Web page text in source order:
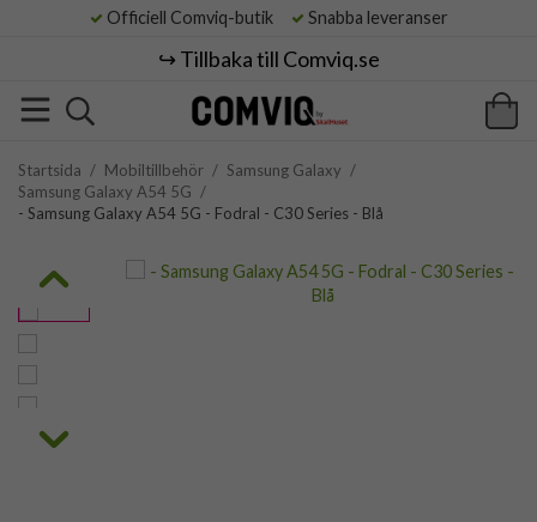
Officiell Comviq-butik Snabba leveranser
↪️ Tillbaka till Comviq.se
Startsida / Mobiltillbehör / Samsung Galaxy /
Samsung Galaxy A54 5G /
- Samsung Galaxy A54 5G - Fodral - C30 Series - Blå